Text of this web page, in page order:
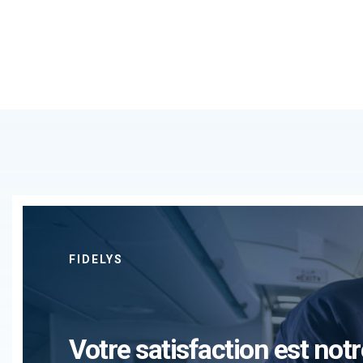
FIDELYS
Votre satisfaction est